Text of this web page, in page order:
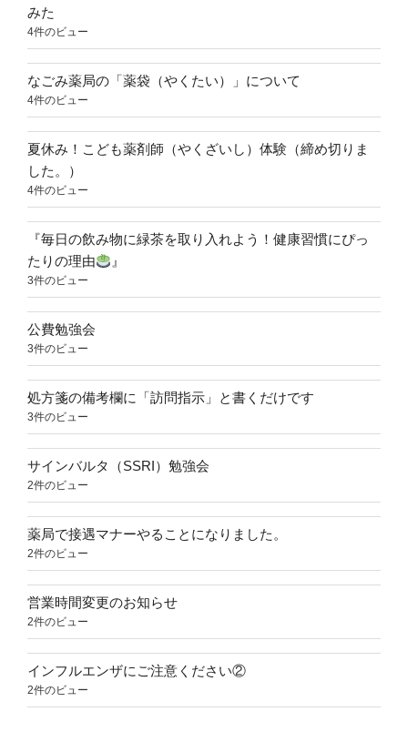
みた
4件のビュー
なごみ薬局の「薬袋（やくたい）」について
4件のビュー
夏休み！こども薬剤師（やくざいし）体験（締め切りま
した。）
4件のビュー
『毎日の飲み物に緑茶を取り入れよう！健康習慣にぴっ
たりの理由
』
3件のビュー
公費勉強会
3件のビュー
処方箋の備考欄に「訪問指示」と書くだけです
3件のビュー
サインバルタ（SSRI）勉強会
2件のビュー
薬局で接遇マナーやることになりました。
2件のビュー
営業時間変更のお知らせ
2件のビュー
インフルエンザにご注意ください②
2件のビュー